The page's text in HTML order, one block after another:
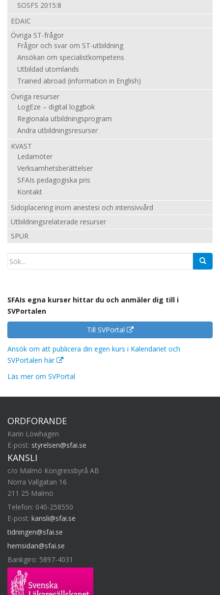
SOSFS 2015:8
EDAIC
Övriga ST-frågor
Frågor och svar om ST-utbildning
Ansökan om specialistkompetens
Utbildad utomlands
Trained abroad (information in English)
Övriga resurser
LogEze – digital loggbok
Regionala utbildningsprogram
Andra utbildningsresurser
KVAST
Ledamöter
Verksamhetsberättelser
SFAIs pedagogiska pris
Kontakt
Sidoplacering inom anestesi och intensivvård
Utbildningsrelaterade resurser
SPUR
SFAIs egna kurser hittar du och anmäler dig till i
SVPortalen
Till SVPortal
Ansök om att publicera din egen kurs i Kalendariet och
SVPortalen här
Läs mer om SVPortal
ORDFÖRANDE
Karin Löwhagen
E-post: styrelsen@sfai.se
KANSLI
c/o Malmö Kongressbyrå AB
Norra Vallgatan 16
211 25 Malmö
Telefon: 040-258550
E-post: kansli@sfai.se
tidningen@sfai.se
hemsidan@sfai.se
Bankgiro: 5897-4031